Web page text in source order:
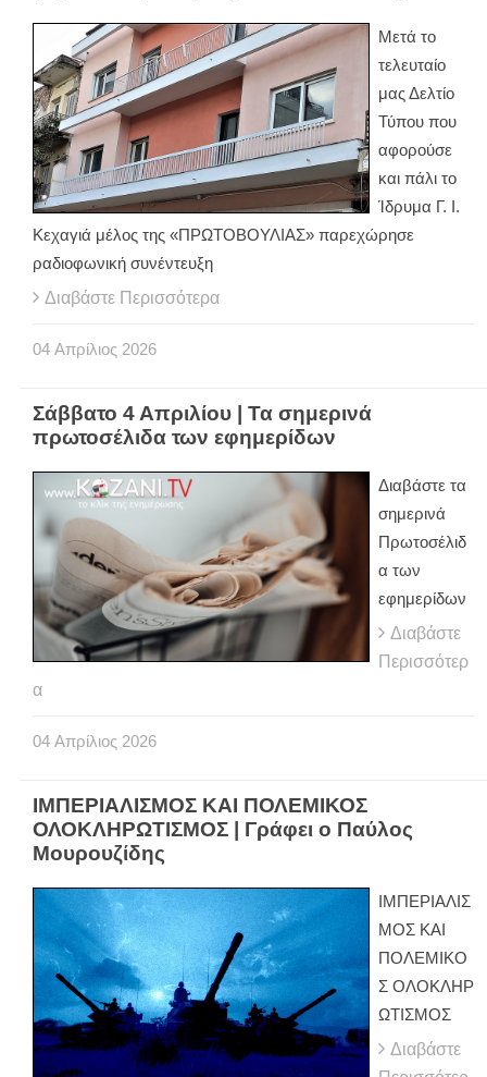
Μετά το
τελευταίο
μας Δελτίο
Τύπου που
αφορούσε
και πάλι το
Ίδρυμα Γ. Ι.
Κεχαγιά μέλος της «ΠΡΩΤΟΒΟΥΛΙΑΣ» παρεχώρησε
ραδιοφωνική συνέντευξη
Διαβάστε Περισσότερα
04 Απρίλιος 2026
Σάββατο 4 Απριλίου | Τα σημερινά
πρωτοσέλιδα των εφημερίδων
Διαβάστε τα
σημερινά
Πρωτοσέλιδ
α των
εφημερίδων
Διαβάστε
Περισσότερ
α
04 Απρίλιος 2026
ΙΜΠΕΡΙΑΛΙΣΜΟΣ ΚΑΙ ΠΟΛΕΜΙΚΟΣ
ΟΛΟΚΛΗΡΩΤΙΣΜΟΣ | Γράφει ο Παύλος
Μουρουζίδης
ΙΜΠΕΡΙΑΛΙΣ
ΜΟΣ ΚΑΙ
ΠΟΛΕΜΙΚΟ
Σ ΟΛΟΚΛΗΡ
ΩΤΙΣΜΟΣ
Διαβάστε